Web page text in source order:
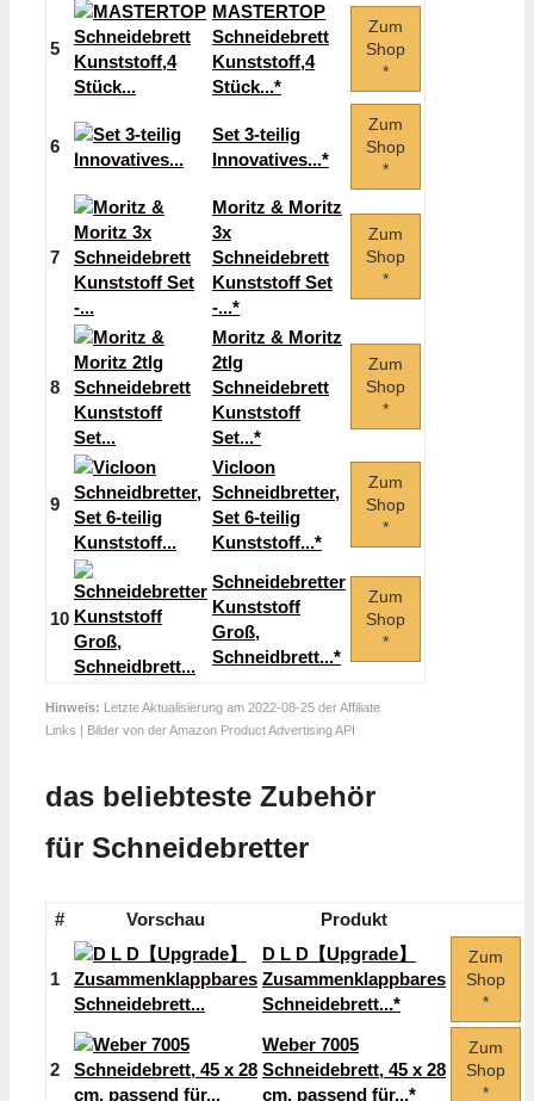
5
MASTERTOP
Schneidebrett
Kunststoff,4
Stück...*
Zum
Shop
*
6
Set 3-teilig
Innovatives...*
Zum
Shop
*
7
Moritz & Moritz
3x
Schneidebrett
Kunststoff Set
-...*
Zum
Shop
*
8
Moritz & Moritz
2tlg
Schneidebrett
Kunststoff
Set...*
Zum
Shop
*
9
Vicloon
Schneidbretter,
Set 6-teilig
Kunststoff...*
Zum
Shop
*
10
Schneidebretter
Kunststoff
Groß,
Schneidbrett...*
Zum
Shop
*
Hinweis: Letzte Aktualisierung am 2022-08-25 der Affiliate
Links | Bilder von der Amazon Product Advertising API
das beliebteste Zubehör
für Schneidebretter
# Vorschau Produkt
1
D L D【Upgrade】
Zusammenklappbares
Schneidebrett...*
Zum
Shop
*
2
Weber 7005
Schneidebrett, 45 x 28
cm, passend für...*
Zum
Shop
*